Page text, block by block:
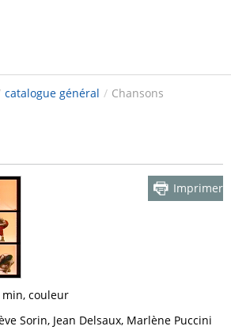
catalogue général / Chansons
Imprimer
min, couleur
Sorin, Jean Delsaux, Marlène Puccini